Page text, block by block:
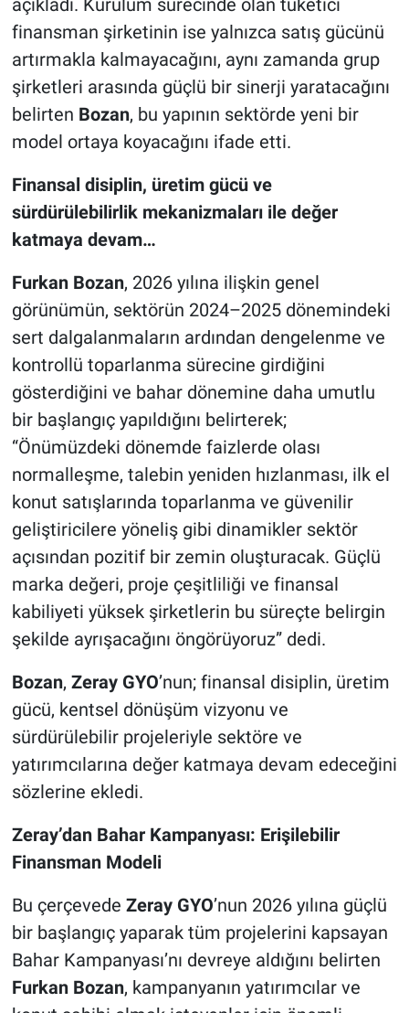
açıkladı. Kurulum sürecinde olan tüketici
finansman şirketinin ise yalnızca satış gücünü
artırmakla kalmayacağını, aynı zamanda grup
şirketleri arasında güçlü bir sinerji yaratacağını
belirten Bozan, bu yapının sektörde yeni bir
model ortaya koyacağını ifade etti.
Finansal disiplin, üretim gücü ve
sürdürülebilirlik mekanizmaları ile değer
katmaya devam…
Furkan Bozan, 2026 yılına ilişkin genel
görünümün, sektörün 2024–2025 dönemindeki
sert dalgalanmaların ardından dengelenme ve
kontrollü toparlanma sürecine girdiğini
gösterdiğini ve bahar dönemine daha umutlu
bir başlangıç yapıldığını belirterek;
“Önümüzdeki dönemde faizlerde olası
normalleşme, talebin yeniden hızlanması, ilk el
konut satışlarında toparlanma ve güvenilir
geliştiricilere yöneliş gibi dinamikler sektör
açısından pozitif bir zemin oluşturacak. Güçlü
marka değeri, proje çeşitliliği ve finansal
kabiliyeti yüksek şirketlerin bu süreçte belirgin
şekilde ayrışacağını öngörüyoruz” dedi.
Bozan, Zeray GYO’nun; finansal disiplin, üretim
gücü, kentsel dönüşüm vizyonu ve
sürdürülebilir projeleriyle sektöre ve
yatırımcılarına değer katmaya devam edeceğini
sözlerine ekledi.
Zeray’dan Bahar Kampanyası: Erişilebilir
Finansman Modeli
Bu çerçevede Zeray GYO’nun 2026 yılına güçlü
bir başlangıç yaparak tüm projelerini kapsayan
Bahar Kampanyası’nı devreye aldığını belirten
Furkan Bozan, kampanyanın yatırımcılar ve